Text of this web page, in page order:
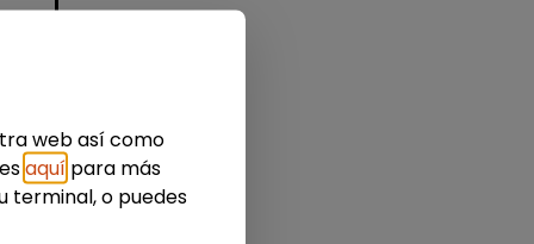
web así como
aquí para más
terminal, o puedes